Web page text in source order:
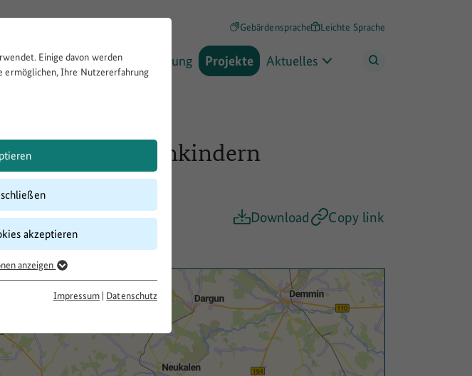
Einige davon werden
ermöglichen, Ihre Nutzererfahrung
akzeptieren
anzeigen
Impressum | Datenschutz
Gebärdensprache Leichte Sprache
Themen Förderung Projekte Aktuelles
von Migrantenkindern
Download Copy link